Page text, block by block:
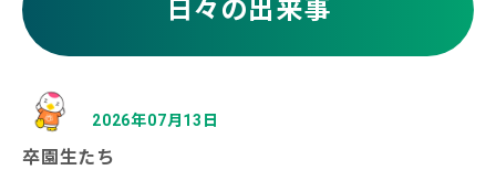
日々の出来事
2026年07月13日
卒園生たち